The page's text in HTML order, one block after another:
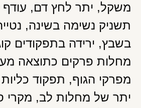
משקל, יתר לחץ דם, עודף
תשניק נשימה בשינה,
בשבץ, ירידה בתפקודים
מחלות פרקים כתוצאה
מפרקי הגוף, תפקוד
יתר של מחלות לב, מקרי